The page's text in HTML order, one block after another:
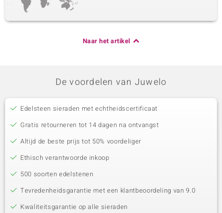
Naar het artikel
De voordelen van Juwelo
Edelsteen sieraden met echtheidscertificaat
Gratis retourneren tot 14 dagen na ontvangst
Altijd de beste prijs tot 50% voordeliger
Ethisch verantwoorde inkoop
500 soorten edelstenen
Tevredenheidsgarantie met een klantbeoordeling van 9.0
Kwaliteitsgarantie op alle sieraden